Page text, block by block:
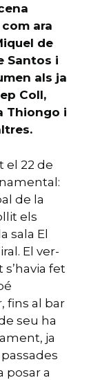
ara
de
Santos i
als ja
Coll,
Thiongo i
el 22 de
de la
els
sala El
El ver-
fet
fins al bar
seu ha
ja
posar a